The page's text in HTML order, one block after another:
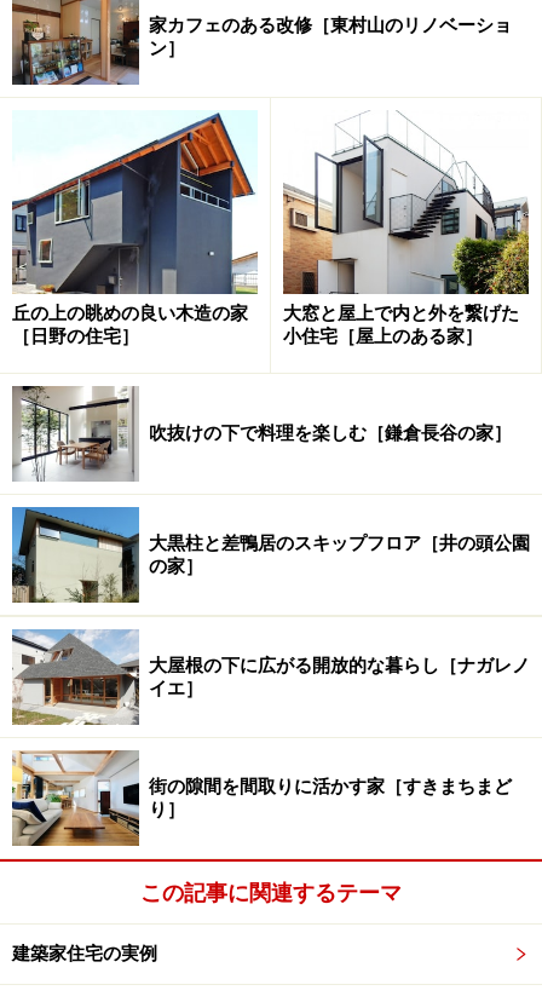
家カフェのある改修［東村山のリノベーショ
ン］
丘の上の眺めの良い木造の家
［日野の住宅］
大窓と屋上で内と外を繋げた
小住宅［屋上のある家］
吹抜けの下で料理を楽しむ［鎌倉長谷の家］
大黒柱と差鴨居のスキップフロア［井の頭公園
の家］
大屋根の下に広がる開放的な暮らし［ナガレノ
イエ］
街の隙間を間取りに活かす家［すきまちまど
り］
この記事に関連するテーマ
建築家住宅の実例